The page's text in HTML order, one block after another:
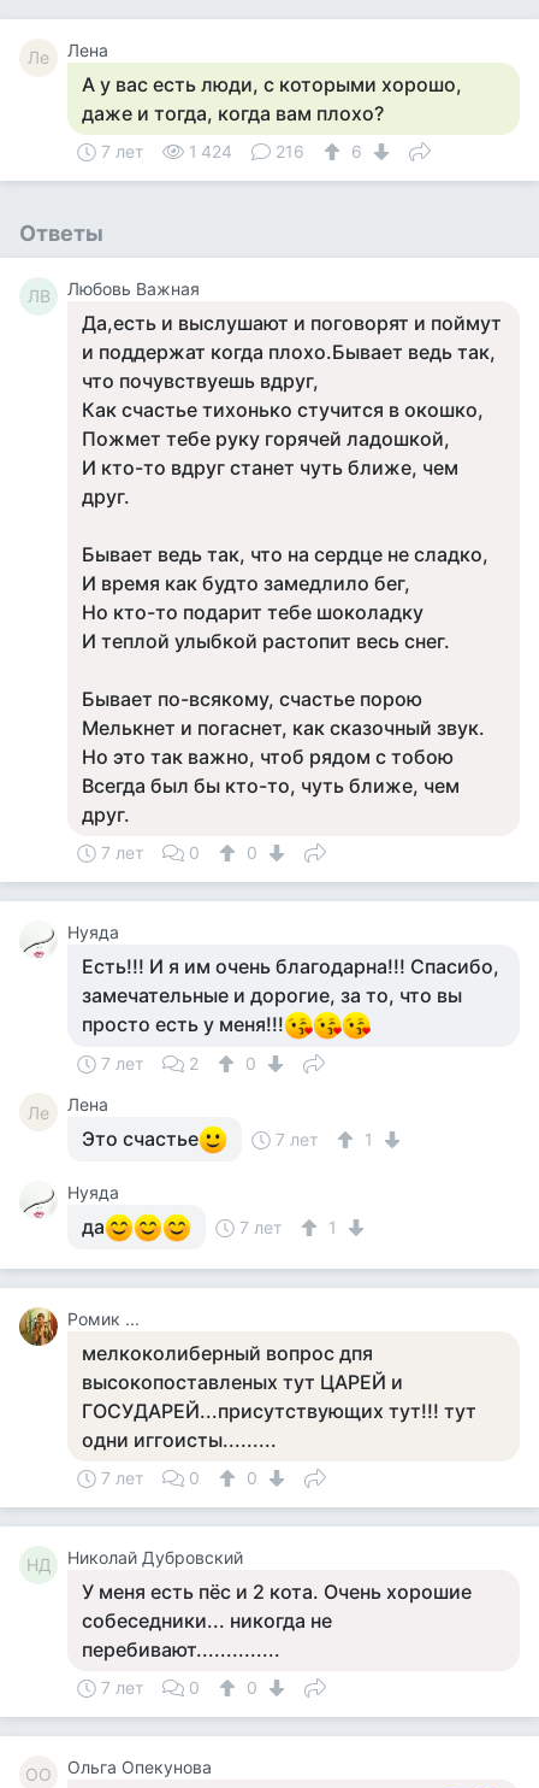
Ле Лена
А у вас есть люди, с которыми хорошо,
даже и тогда, когда вам плохо?
7 лет 1 424 216 6
Ответы
ЛВ Любовь Важная
Да,есть и выслушают и поговорят и поймут
и поддержат когда плохо.Бывает ведь так,
что почувствуешь вдруг,
Как счастье тихонько стучится в окошко,
Пожмет тебе руку горячей ладошкой,
И кто-то вдруг станет чуть ближе, чем
друг.
Бывает ведь так, что на сердце не сладко,
И время как будто замедлило бег,
Но кто-то подарит тебе шоколадку
И теплой улыбкой растопит весь снег.
Бывает по-всякому, счастье порою
Мелькнет и погаснет, как сказочный звук.
Но это так важно, чтоб рядом с тобою
Всегда был бы кто-то, чуть ближе, чем
друг.
7 лет 0 0
Нуяда
Есть!!! И я им очень благодарна!!! Спасибо,
замечательные и дорогие, за то, что вы
просто есть у меня!!!
7 лет 2 0
Ле Лена
Это счастье 7 лет 1
Нуяда
да 7 лет 1
Ромик ...
мелкоколиберный вопрос дпя
высокопоставленых тут ЦАРЕЙ и
ГОСУДАРЕЙ...присутствующих тут!!! тут
одни иггоисты.........
7 лет 0 0
НД Николай Дубровский
У меня есть пёс и 2 кота. Очень хорошие
собеседники... никогда не
перебивают..............
7 лет 0 0
ОО Ольга Опекунова